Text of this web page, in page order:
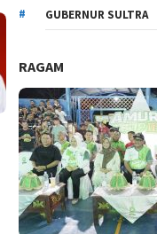
GUBERNUR SULTRA
RAGAM